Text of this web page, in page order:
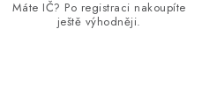
Máte IČ? Po registraci nakoupíte
ještě výhodněji.